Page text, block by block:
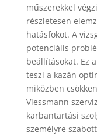
műszerekkel
részletesen
hatásfokot. A
potenciális
beállításokat. Ez
teszi a kazán
miközben
Viessmann
karbantartási
személyre